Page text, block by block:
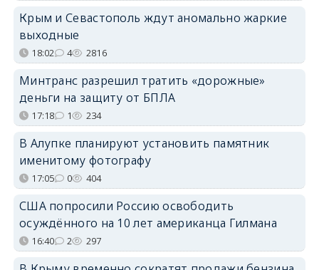
Крым и Севастополь ждут аномально жаркие
выходные
18:02 4 2816
Минтранс разрешил тратить «дорожные»
деньги на защиту от БПЛА
17:18 1 234
В Алупке планируют установить памятник
именитому фотографу
17:05 0 404
США попросили Россию освободить
осуждённого на 10 лет американца Гилмана
16:40 2 297